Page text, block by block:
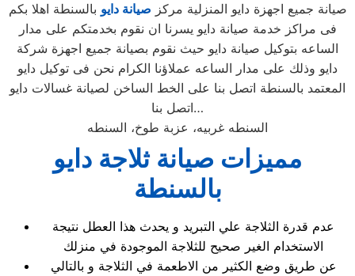
صيانة جميع اجهزة دايو المنزلية مركز صيانة دايو بالسنطة اهلا بكم
فى مراكز خدمة صيانة دايو يسرنا ان نقوم بخدمتكم على مدار
الساعه بتوكيل صيانة دايو حيث نقوم بصيانة جميع اجهزة شركة
دايو وذلك على مدار الساعه عملاؤنا الكرام نحن فى توكيل دايو
المعتمد بالسنطة اتصل بنا على الخط الساخن لصيانة غسالات دايو
اتصل بنا…
السنطه غربيه، عزبة طوخ، السنطه
مميزات صيانة ثلاجة دايو
بالسنطة
عدم قدرة الثلاجة علي التبريد و يحدث هذا العطل نتيجة
الاستخدام الغير صحيح للثلاجة الموجودة في منزلك
عن طريق وضع الكثير من الاطعمة في الثلاجة و بالتالي